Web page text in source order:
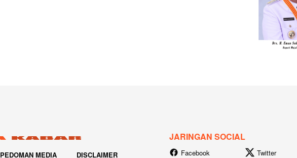
PEDOMAN MEDIA DISCLAIMER
JARINGAN SOCIAL
Facebook Twitter